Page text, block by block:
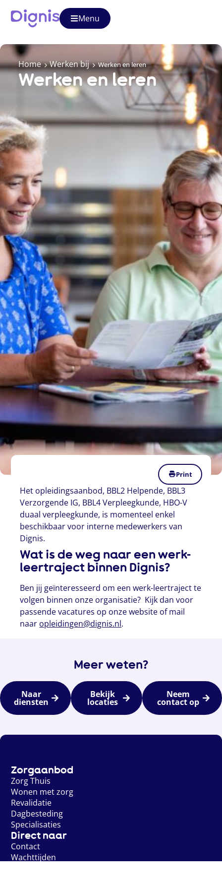
Menu
Home Werken bij Werken en leren
Werken en leren
Print
Het opleidingsaanbod, BBL2 Helpende, BBL3
Verzorgende IG, BBL4 Verpleegkunde, HBO-V
duaal verpleegkunde, is momenteel enkel
beschikbaar voor interne medewerkers van
Dignis.
Wat is de weg naar een werk-
leertraject binnen Dignis?
Ben jij geïnteresseerd om een werk-leertraject te
volgen binnen onze organisatie? Kijk dan voor
passende vacatures op onze website of mail
naar opleidingen@dignis.nl.
Meer weten?
Naar
diensten
Bekijk
locaties
Neem
contact op
Zorgaanbod
Zorg Thuis
Wonen met zorg
Revalidatie
Dagbesteding
Specialisaties
Direct naar
Contact
Wachttijden